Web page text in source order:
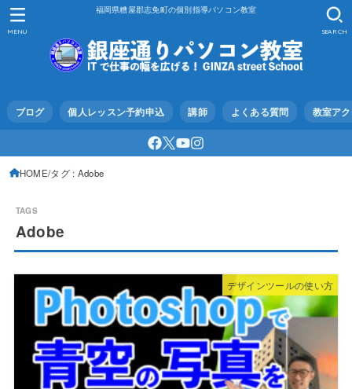
福岡県糟屋郡志免町の個別指導パソコン教室
ブログ 個人レッスン予約申込 講師 よくある質問 教室ア
SEARCH
MENU
HOME タグ : Adobe
Adobe
デザインツールの使い方